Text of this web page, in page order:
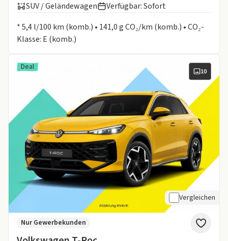
SUV / Geländewagen
Verfügbar: Sofort
* 5,4 l/100 km (komb.) • 141,0 g CO₂/km (komb.) • CO₂-
Klasse: E (komb.)
10
Deal
Vergleichen
Nur Gewerbekunden